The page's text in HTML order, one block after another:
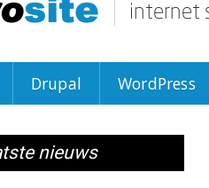
Drupal WordPress
nieuws